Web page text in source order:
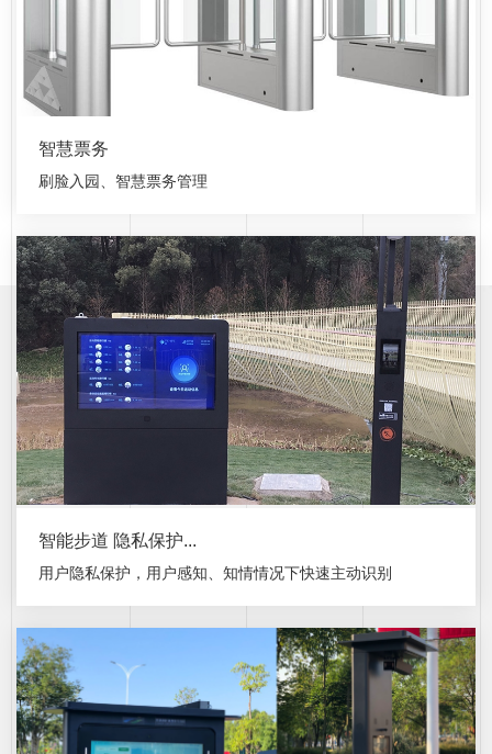
智慧票务
刷脸入园、智慧票务管理
智能步道 隐私保护...
用户隐私保护，用户感知、知情情况下快速主动识别